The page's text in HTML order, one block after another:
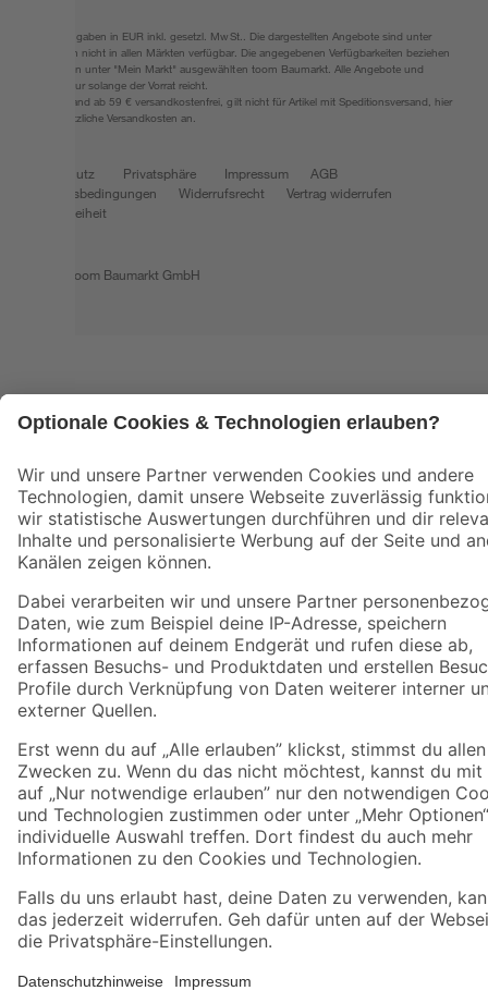
Alle Preisangaben in EUR inkl. gesetzl. MwSt.. Die dargestellten Angebote sind unter
Umständen nicht in allen Märkten verfügbar. Die angegebenen Verfügbarkeiten beziehen
sich auf den unter "Mein Markt" ausgewählten toom Baumarkt. Alle Angebote und
Produkte nur solange der Vorrat reicht.
*Paketversand ab 59 € versandkostenfrei, gilt nicht für Artikel mit Speditionsversand, hier
fallen zusätzliche Versandkosten an.
Datenschutz Privatsphäre Impressum
AGB
Nutzungsbedingungen
Widerrufsrecht
Vertrag widerrufen
Barrierefreiheit
© 2026 toom Baumarkt GmbH